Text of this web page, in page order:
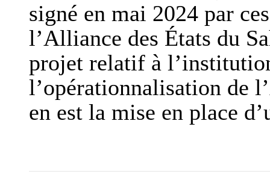
signé en mai 2024 par
l’Alliance des États du
projet relatif à
l’opérationnalisation de
en est la mise en place